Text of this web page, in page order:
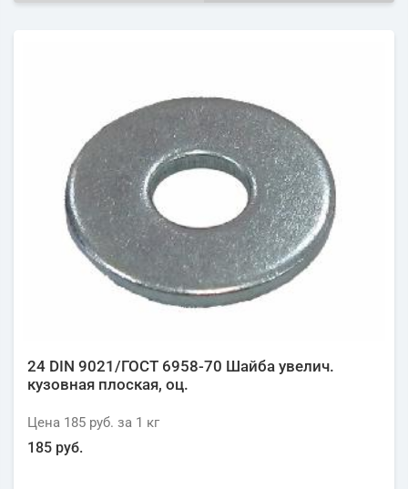
24 DIN 9021/ГОСТ 6958-70 Шайба увелич.
кузовная плоская, оц.
Цена 185 руб. за 1 кг
185 руб.